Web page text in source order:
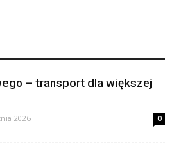
– transport dla większej
2026 0